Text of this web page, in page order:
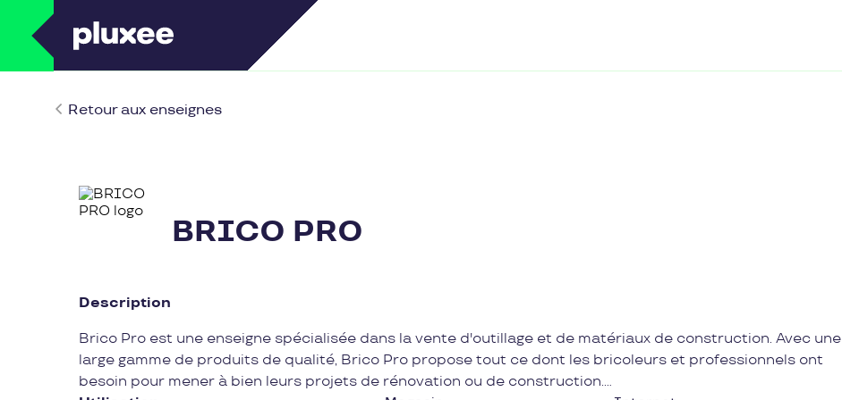
Retour aux enseignes
BRICO PRO
Description
Brico Pro est une enseigne spécialisée dans la vente d'outillage et de matériaux de construction. Avec une
large gamme de produits de qualité, Brico Pro propose tout ce dont les bricoleurs et professionnels ont
besoin pour mener à bien leurs projets de rénovation ou de construction.